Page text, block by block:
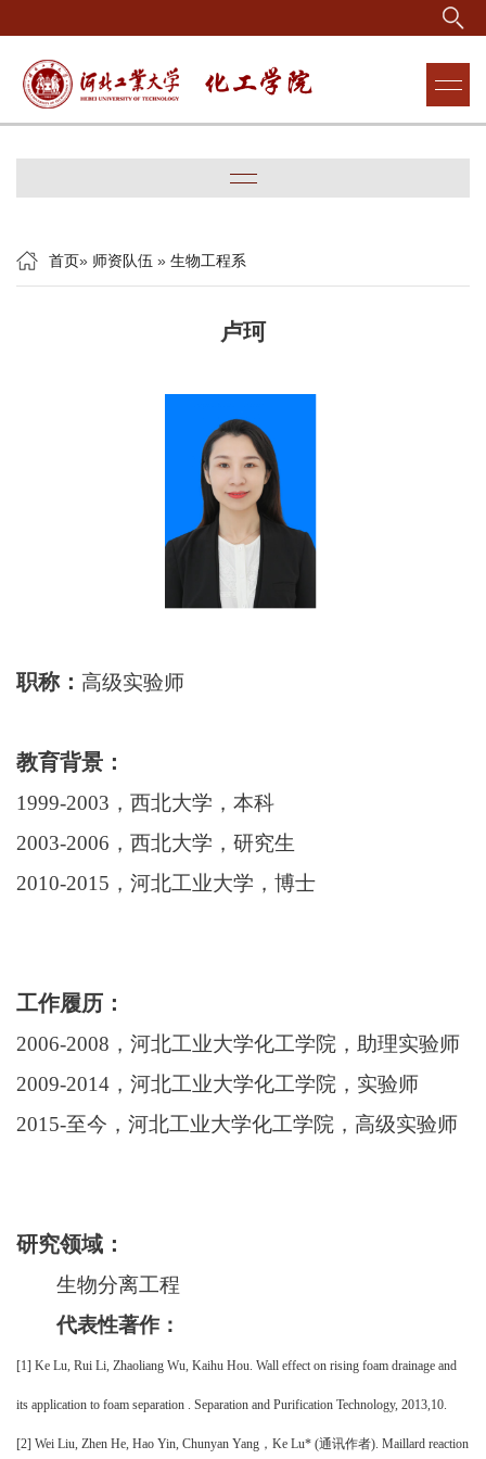
首页» 师资队伍 » 生物工程系
卢珂
职称： 高级实验师
教育背景：
1999-2003，西北大学，本科
2003-2006，西北大学，研究生
2010-2015，河北工业大学，博士
工作履历：
2006-2008，河北工业大学化工学院，助理实验师
2009-2014，河北工业大学化工学院，实验师
2015-至今，河北工业大学化工学院，高级实验师
研究领域：
生物分离工程
代表性著作：
[1] Ke Lu, Rui Li, Zhaoliang Wu, Kaihu Hou. Wall effect on rising foam drainage and
its application to foam separation . Separation and Purification Technology, 2013,10.
[2] Wei Liu, Zhen He, Hao Yin, Chunyan Yang，Ke Lu* (通讯作者). Maillard reaction